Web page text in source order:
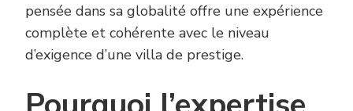
pensée dans sa globalité offre une expérience
complète et cohérente avec le niveau
d’exigence d’une villa de prestige.